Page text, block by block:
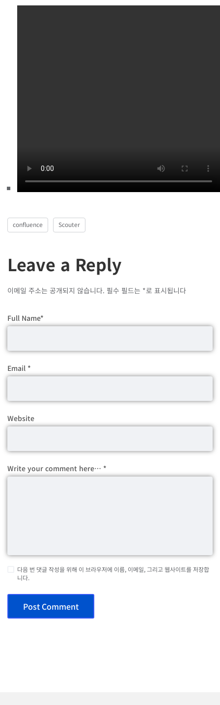
confluence Scouter
Leave a Reply
이메일 주소는 공개되지 않습니다. 필수 필드는 *로 표시됩니다
Full Name*
Email *
Website
Write your comment here… *
다음 번 댓글 작성을 위해 이 브라우저에 이름, 이메일, 그리고 웹사이트를 저장합
니다.